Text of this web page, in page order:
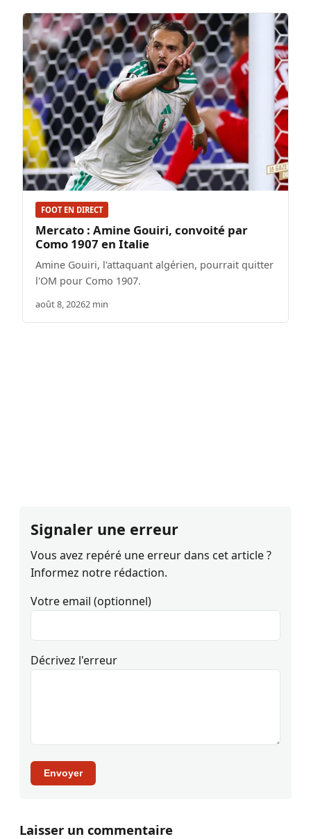
FOOT EN DIRECT
Mercato : Amine Gouiri, convoité par
Como 1907 en Italie
Amine Gouiri, l'attaquant algérien, pourrait quitter
l'OM pour Como 1907.
août 8, 20262 min
Signaler une erreur
Vous avez repéré une erreur dans cet article ?
Informez notre rédaction.
Votre email (optionnel)
Décrivez l'erreur
Envoyer
Laisser un commentaire